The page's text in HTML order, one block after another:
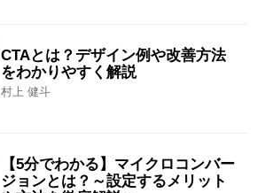
CTAとは？デザイン例や改善方法
をわかりやすく解説
村上 健斗
【5分でわかる】マイクロコンバー
ジョンとは？～設定するメリット